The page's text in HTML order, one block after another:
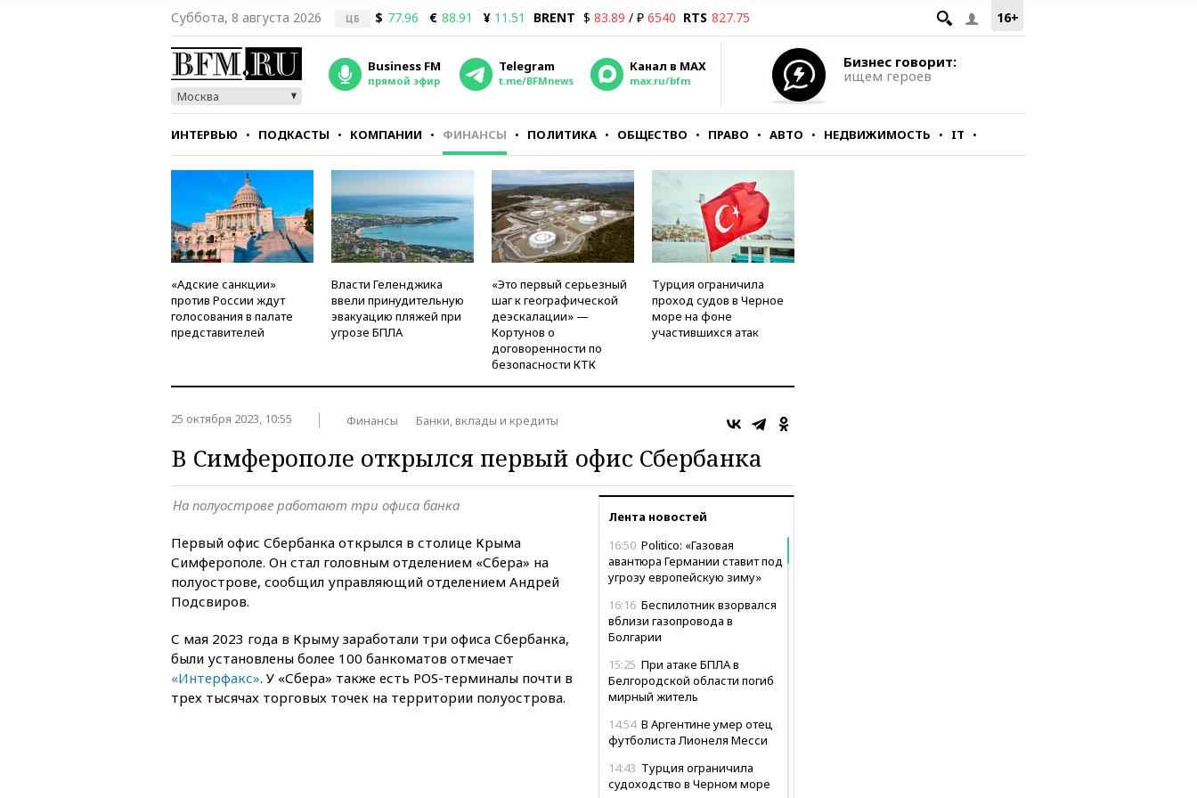
16+
Суббота, 8 августа 2026 ЦБ $ 77.96 € 88.91 ¥ 11.51 BRENT $ 83.89 / ₽ 6540 RTS 827.75
Москва
Business FM
прямой эфир
Telegram
t.me/BFMnews
Канал в MAX
max.ru/bfm
Бизнес говорит:
ищем героев
ИНТЕРВЬЮ ПОДКАСТЫ КОМПАНИИ ФИНАНСЫ ПОЛИТИКА ОБЩЕСТВО ПРАВО АВТО НЕДВИЖИМОСТЬ IT
СТИЛЬ ТЕСТЫ
«Адские санкции»
против России ждут
голосования в палате
представителей
Власти Геленджика
ввели принудительную
эвакуацию пляжей при
угрозе БПЛА
«Это первый серьезный
шаг к географической
деэскалации» —
Кортунов о
договоренности по
безопасности КТК
Турция ограничила
проход судов в Черное
море на фоне
участившихся атак
25 октября 2023, 10:55 Финансы Банки, вклады и кредиты
В Симферополе открылся первый офис Сбербанка
Лента новостей
16:50 Politico: «Газовая
авантюра Германии ставит под
угрозу европейскую зиму»
16:16 Беспилотник взорвался
вблизи газопровода в
Болгарии
15:25 При атаке БПЛА в
Белгородской области погиб
мирный житель
14:54 В Аргентине умер отец
футболиста Лионеля Месси
14:43 Турция ограничила
судоходство в Черном море
На полуострове работают три офиса банка
Первый офис Сбербанка открылся в столице Крыма
Симферополе. Он стал головным отделением «Сбера» на
полуострове, сообщил управляющий отделением Андрей
Подсвиров.
С мая 2023 года в Крыму заработали три офиса Сбербанка,
были установлены более 100 банкоматов отмечает
«Интерфакс». У «Сбера» также есть POS-терминалы почти в
трех тысячах торговых точек на территории полуострова.